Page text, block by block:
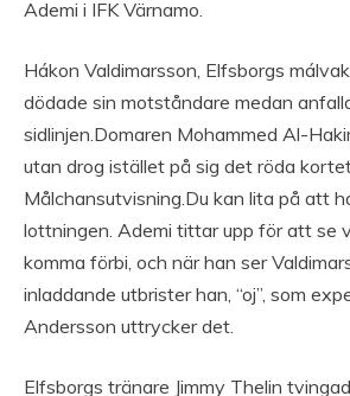
Ademi i IFK Värnamo.
Hákon Valdimarsson, Elfsborgs
dödade sin motståndare medan
sidlinjen.Domaren Mohammed Al-
utan drog istället på sig det röda
Målchansutvisning.Du kan lita på att
lottningen. Ademi tittar upp för att se
komma förbi, och när han ser
inladdande utbrister han, “oj”, som
Andersson uttrycker det.
Elfsborgs tränare Jimmy Thelin